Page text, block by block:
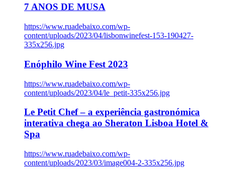
7 ANOS DE MUSA
https://www.ruadebaixo.com/wp-
content/uploads/2023/04/lisbonwinefest-153-190427-
335x256.jpg
Enóphilo Wine Fest 2023
https://www.ruadebaixo.com/wp-
content/uploads/2023/04/le_petit-335x256.jpg
Le Petit Chef – a experiência gastronómica
interativa chega ao Sheraton Lisboa Hotel &
Spa
https://www.ruadebaixo.com/wp-
content/uploads/2023/03/image004-2-335x256.jpg